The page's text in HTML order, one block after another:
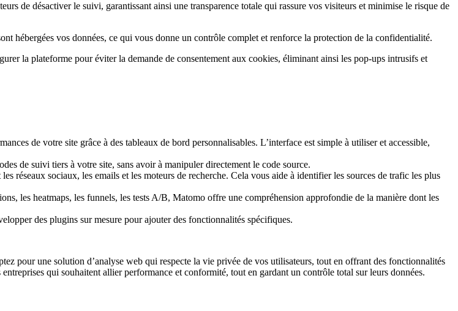
de désactiver le suivi, garantissant ainsi une transparence totale qui rassure vos visiteurs et minimise le risque de
hébergées vos données, ce qui vous donne un contrôle complet et renforce la protection de la confidentialité.
la plateforme pour éviter la demande de consentement aux cookies, éliminant ainsi les pop-ups intrusifs et
de votre site grâce à des tableaux de bord personnalisables. L’interface est simple à utiliser et accessible,
de suivi tiers à votre site, sans avoir à manipuler directement le code source.
réseaux sociaux, les emails et les moteurs de recherche. Cela vous aide à identifier les sources de trafic les plus
les heatmaps, les funnels, les tests A/B, Matomo offre une compréhension approfondie de la manière dont les
des plugins sur mesure pour ajouter des fonctionnalités spécifiques.
pour une solution d’analyse web qui respecte la vie privée de vos utilisateurs, tout en offrant des fonctionnalités
qui souhaitent allier performance et conformité, tout en gardant un contrôle total sur leurs données.